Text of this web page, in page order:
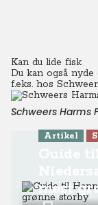
Kan du lide fisk
Du kan også
f.eks. hos
Schweers Harms
Artikel
Guide
mest